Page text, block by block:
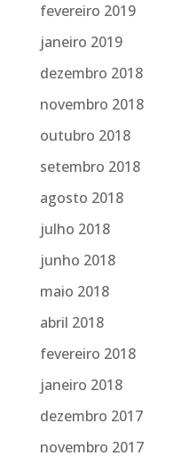
fevereiro 2019
janeiro 2019
dezembro 2018
novembro 2018
outubro 2018
setembro 2018
agosto 2018
julho 2018
junho 2018
maio 2018
abril 2018
fevereiro 2018
janeiro 2018
dezembro 2017
novembro 2017